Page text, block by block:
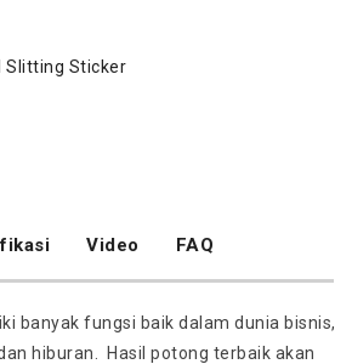
Slitting Sticker
Video FAQ
banyak fungsi baik dalam dunia bisnis,
hiburan. Hasil potong terbaik akan